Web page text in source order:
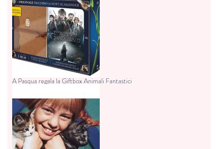
A Pasqua regala la Giftbox Animali Fantastici